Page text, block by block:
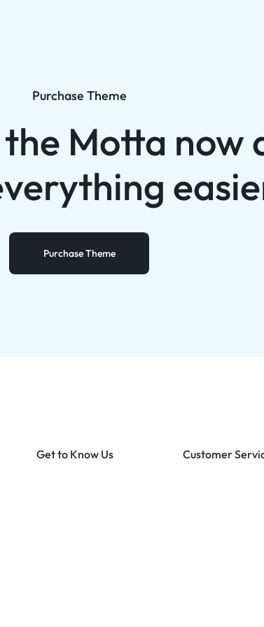
Purchase Theme
Motta now
Purchase Theme
Get to Know Us Customer